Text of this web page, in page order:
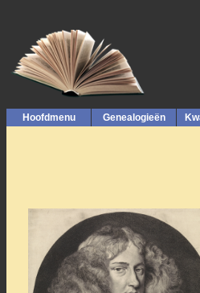
Hoofdmenu Genealogieën